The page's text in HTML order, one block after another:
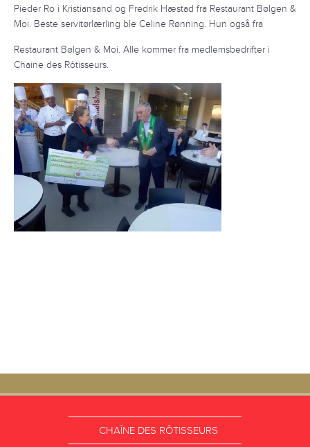
Pieder Ro i Kristiansand og Fredrik Hæstad fra Restaurant Bølgen &
Moi. Beste servitørlærling ble Celine Rønning. Hun også fra
Restaurant Bølgen & Moi. Alle kommer fra medlemsbedrifter i
Chaine des Rôtisseurs.
CHAÎNE DES RÔTISSEURS